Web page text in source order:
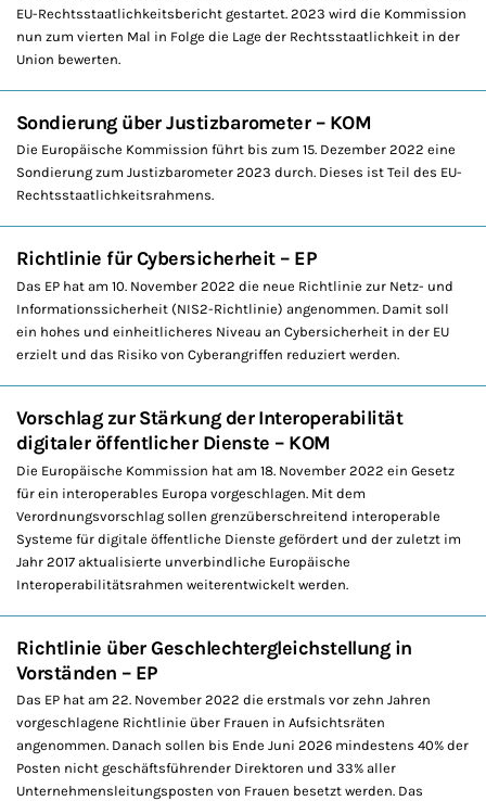
EU-Rechtsstaatlichkeitsbericht gestartet. 2023 wird die Kommission
nun zum vierten Mal in Folge die Lage der Rechtsstaatlichkeit in der
Union bewerten.
Sondierung über Justizbarometer – KOM
Die Europäische Kommission führt bis zum 15. Dezember 2022 eine
Sondierung zum Justizbarometer 2023 durch. Dieses ist Teil des EU-
Rechtsstaatlichkeitsrahmens.
Richtlinie für Cybersicherheit – EP
Das EP hat am 10. November 2022 die neue Richtlinie zur Netz- und
Informationssicherheit (NIS2-Richtlinie) angenommen. Damit soll
ein hohes und einheitlicheres Niveau an Cybersicherheit in der EU
erzielt und das Risiko von Cyberangriffen reduziert werden.
Vorschlag zur Stärkung der Interoperabilität
digitaler öffentlicher Dienste – KOM
Die Europäische Kommission hat am 18. November 2022 ein Gesetz
für ein interoperables Europa vorgeschlagen. Mit dem
Verordnungsvorschlag sollen grenzüberschreitend interoperable
Systeme für digitale öffentliche Dienste gefördert und der zuletzt im
Jahr 2017 aktualisierte unverbindliche Europäische
Interoperabilitätsrahmen weiterentwickelt werden.
Richtlinie über Geschlechtergleichstellung in
Vorständen – EP
Das EP hat am 22. November 2022 die erstmals vor zehn Jahren
vorgeschlagene Richtlinie über Frauen in Aufsichtsräten
angenommen. Danach sollen bis Ende Juni 2026 mindestens 40% der
Posten nicht geschäftsführender Direktoren und 33% aller
Unternehmensleitungsposten von Frauen besetzt werden. Das